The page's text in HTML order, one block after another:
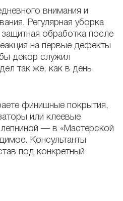
внимания и
Регулярная уборка
обработка после
на первые дефекты
декор служил
так же, как в день
финишные покрытия,
или клеевые
— в «Мастерской
Консультанты
под конкретный